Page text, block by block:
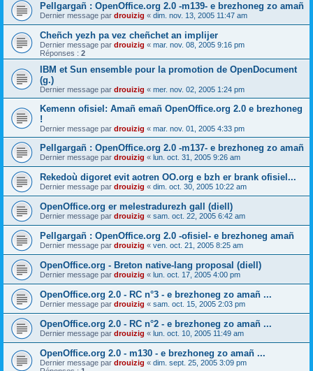
Pellgargañ : OpenOffice.org 2.0 -m139- e brezhoneg zo amañ
Dernier message par drouizig « dim. nov. 13, 2005 11:47 am
Cheñch yezh pa vez cheñchet an implijer
Dernier message par drouizig « mar. nov. 08, 2005 9:16 pm
Réponses : 2
IBM et Sun ensemble pour la promotion de OpenDocument
(g.)
Dernier message par drouizig « mer. nov. 02, 2005 1:24 pm
Kemenn ofisiel: Amañ emañ OpenOffice.org 2.0 e brezhoneg
!
Dernier message par drouizig « mar. nov. 01, 2005 4:33 pm
Pellgargañ : OpenOffice.org 2.0 -m137- e brezhoneg zo amañ
Dernier message par drouizig « lun. oct. 31, 2005 9:26 am
Rekedoù digoret evit aotren OO.org e bzh er brank ofisiel...
Dernier message par drouizig « dim. oct. 30, 2005 10:22 am
OpenOffice.org er melestradurezh gall (diell)
Dernier message par drouizig « sam. oct. 22, 2005 6:42 am
Pellgargañ : OpenOffice.org 2.0 -ofisiel- e brezhoneg amañ
Dernier message par drouizig « ven. oct. 21, 2005 8:25 am
OpenOffice.org - Breton native-lang proposal (diell)
Dernier message par drouizig « lun. oct. 17, 2005 4:00 pm
OpenOffice.org 2.0 - RC n°3 - e brezhoneg zo amañ ...
Dernier message par drouizig « sam. oct. 15, 2005 2:03 pm
OpenOffice.org 2.0 - RC n°2 - e brezhoneg zo amañ ...
Dernier message par drouizig « lun. oct. 10, 2005 11:49 am
OpenOffice.org 2.0 - m130 - e brezhoneg zo amañ ...
Dernier message par drouizig « dim. sept. 25, 2005 3:09 pm